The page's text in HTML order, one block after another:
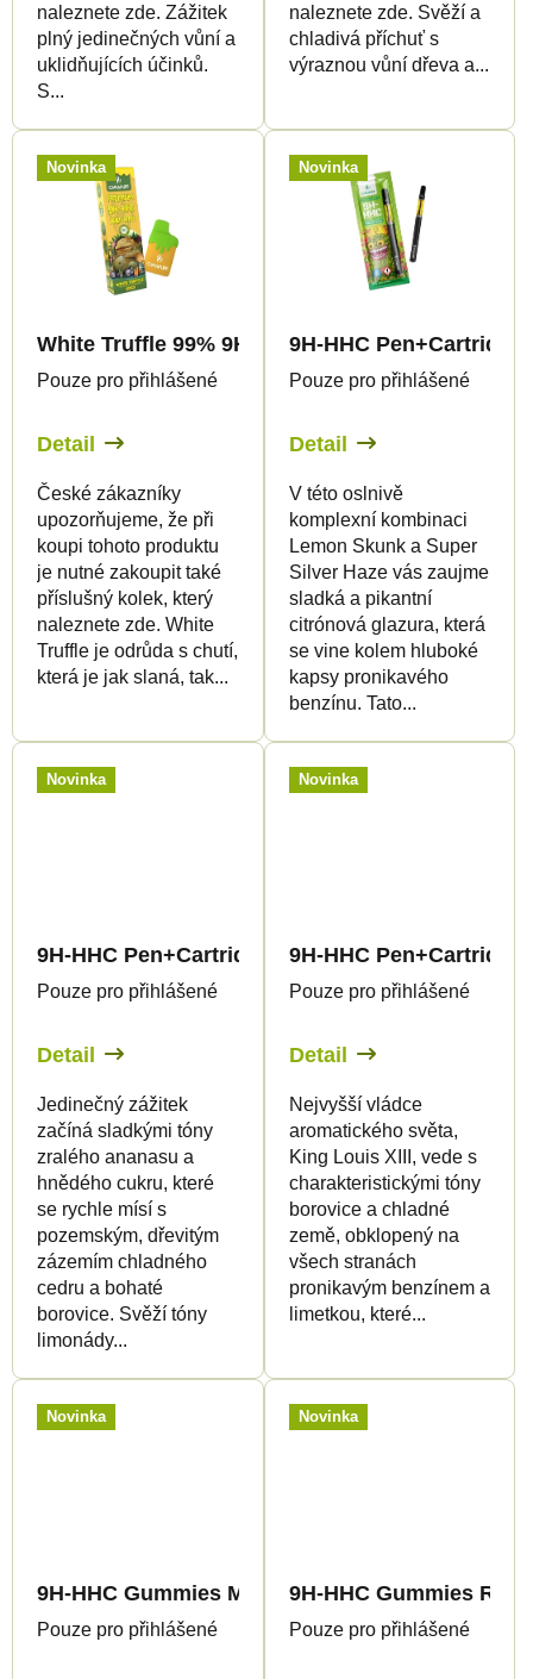
naleznete zde. Zážitek
plný jedinečných vůní a
uklidňujících účinků.
S...
naleznete zde. Svěží a
chladivá příchuť s
výraznou vůní dřeva a...
Novinka
White Truffle 99% 9H-HHC - XXL Vape - 2ml -
Pouze pro přihlášené
Detail
České zákazníky
upozorňujeme, že při
koupi tohoto produktu
je nutné zakoupit také
příslušný kolek, který
naleznete zde. White
Truffle je odrůda s chutí,
která je jak slaná, tak...
Novinka
9H-HHC Pen+Cartridge
Pouze pro přihlášené
Detail
V této oslnivě
komplexní kombinaci
Lemon Skunk a Super
Silver Haze vás zaujme
sladká a pikantní
citrónová glazura, která
se vine kolem hluboké
kapsy pronikavého
benzínu. Tato...
Novinka
9H-HHC Pen+Cartridge Rainbow Runtz 95%
Pouze pro přihlášené
Detail
Jedinečný zážitek
začíná sladkými tóny
zralého ananasu a
hnědého cukru, které
se rychle mísí s
pozemským, dřevitým
zázemím chladného
cedru a bohaté
borovice. Svěží tóny
limonády...
Novinka
9H-HHC Pen+Cartridge
Pouze pro přihlášené
Detail
Nejvyšší vládce
aromatického světa,
King Louis XIII, vede s
charakteristickými tóny
borovice a chladné
země, obklopený na
všech stranách
pronikavým benzínem a
limetkou, které...
Novinka
9H-HHC Gummies Mango
Pouze pro přihlášené
Novinka
9H-HHC Gummies
Pouze pro přihlášené